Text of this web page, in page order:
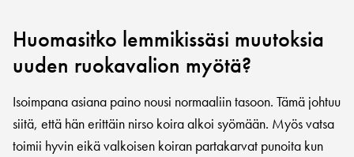
Huomasitko lemmikissäsi muutoksia
uuden ruokavalion myötä?
Isoimpana asiana paino nousi normaaliin tasoon. Tämä johtuu
siitä, että hän erittäin nirso koira alkoi syömään. Myös vatsa
toimii hyvin eikä valkoisen koiran partakarvat punoita kun